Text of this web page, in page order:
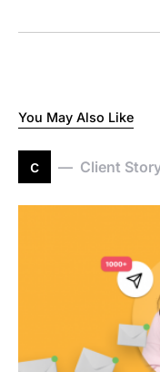
You May Also Like
c Client